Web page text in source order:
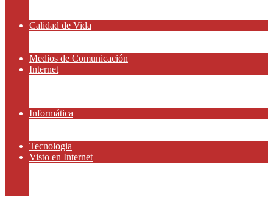
Calidad de Vida
Medios de Comunicación
Internet
Informática
Tecnologia
Visto en Internet